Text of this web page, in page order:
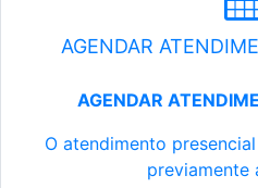
AGENDAR
AGENDAR
O atendimento
previamente